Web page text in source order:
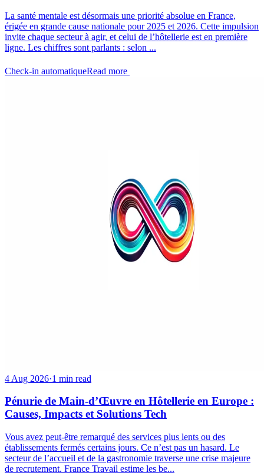
La santé mentale est désormais une priorité absolue en France,
érigée en grande cause nationale pour 2025 et 2026. Cette impulsion
invite chaque secteur à agir, et celui de l’hôtellerie est en première
ligne. Les chiffres sont parlants : selon ...
Check-in automatiqueRead more
4 Aug 2026·1 min read
Pénurie de Main-d’Œuvre en Hôtellerie en Europe :
Causes, Impacts et Solutions Tech
Vous avez peut-être remarqué des services plus lents ou des
établissements fermés certains jours. Ce n’est pas un hasard. Le
secteur de l’accueil et de la gastronomie traverse une crise majeure
de recrutement. France Travail estime les be...